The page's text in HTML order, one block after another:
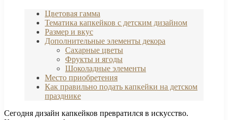
Цветовая гамма
Тематика капкейков с детским дизайном
Размер и вкус
Дополнительные элементы декора
Сахарные цветы
Фрукты и ягоды
Шоколадные элементы
Место приобретения
Как правильно подать капкейки на детском
празднике
Сегодня дизайн капкейков превратился в искусство.